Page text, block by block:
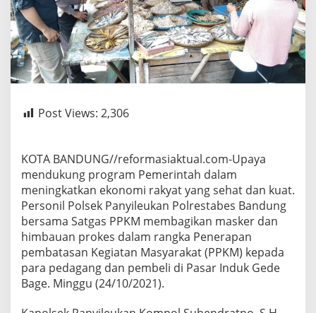
Post Views: 2,306
KOTA BANDUNG//reformasiaktual.com-Upaya
mendukung program Pemerintah dalam
meningkatkan ekonomi rakyat yang sehat dan kuat.
Personil Polsek Panyileukan Polrestabes Bandung
bersama Satgas PPKM membagikan masker dan
himbauan prokes dalam rangka Penerapan
pembatasan Kegiatan Masyarakat (PPKM) kepada
para pedagang dan pembeli di Pasar Induk Gede
Bage. Minggu (24/10/2021).